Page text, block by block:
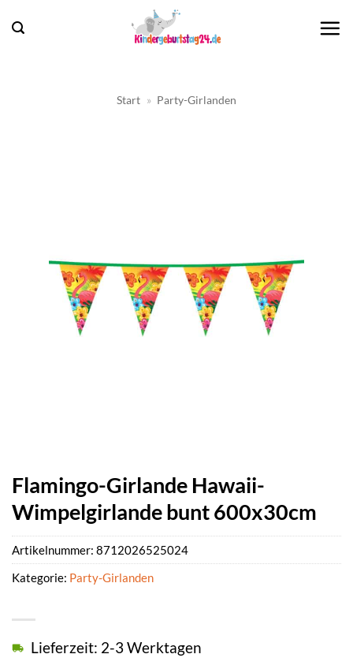
Inhalt
Start » Party-Girlanden
Flamingo-Girlande Hawaii-
Wimpelgirlande bunt 600x30cm
Lieferzeit: 2-3 Werktagen
Artikelnummer: 8712026525024
Kategorie: Party-Girlanden